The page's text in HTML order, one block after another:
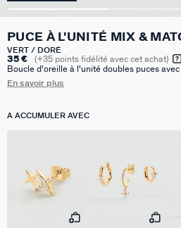
PUCE À L'UNITÉ MIX &
VERT / DORÉ
35 € (+35 points fidélité avec cet achat)
Boucle d'oreille à l'unité doubles puces
MATCH, réalisée en argent 925 doré à l'or
En savoir plus
A ACCUMULER AVEC